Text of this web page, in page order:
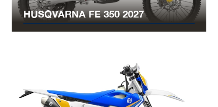
HUSQVARNA FE 350 2027